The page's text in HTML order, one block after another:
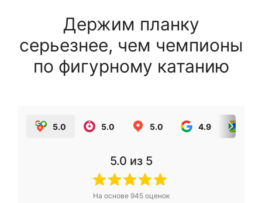
Держим планку
серьезнее, чем чемпионы
по фигурному катанию
5.0 5.0 5.0 4.9
5.0 из 5
На основе 945оценок